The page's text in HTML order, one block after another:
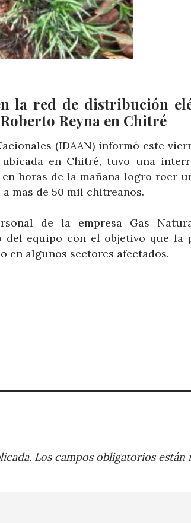
red de distribución
Reyna en Chitré
(IDAAN) informó este
en Chitré, tuvo una
horas de la mañana logro roer
mas de 50 mil chitreanos.
de la empresa Gas
equipo con el objetivo que la
en algunos sectores afectados.
Los campos obligatorios están